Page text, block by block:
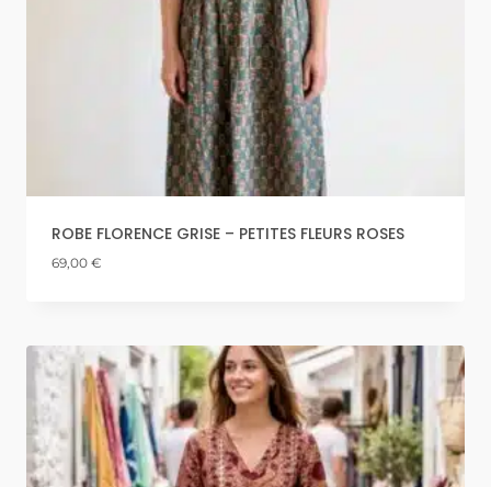
ROBE FLORENCE GRISE – PETITES FLEURS ROSES
69,00 €